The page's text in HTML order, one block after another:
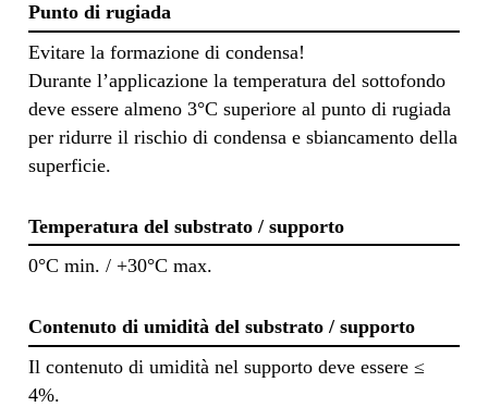
Punto di rugiada
Evitare la formazione di condensa!
Durante l’applicazione la temperatura del sottofondo
deve essere almeno 3°C superiore al punto di rugiada
per ridurre il rischio di condensa e sbiancamento della
superficie.
Temperatura del substrato / supporto
0°C min. / +30°C max.
Contenuto di umidità del substrato / supporto
Il contenuto di umidità nel supporto deve essere ≤
4%.